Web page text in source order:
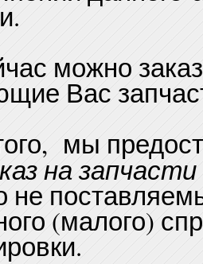
можно
Вас
мы
на запчасти
не
(малого)